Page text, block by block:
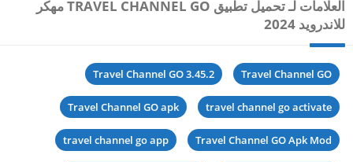
العلامات لـ تحميل تطبيق TRAVEL CHANNEL GO مهكر
للاندرويد 2024
Travel Channel GO
Travel Channel GO 3.45.2
travel channel go activate
Travel Channel GO apk
Travel Channel GO Apk Mod
travel channel go app